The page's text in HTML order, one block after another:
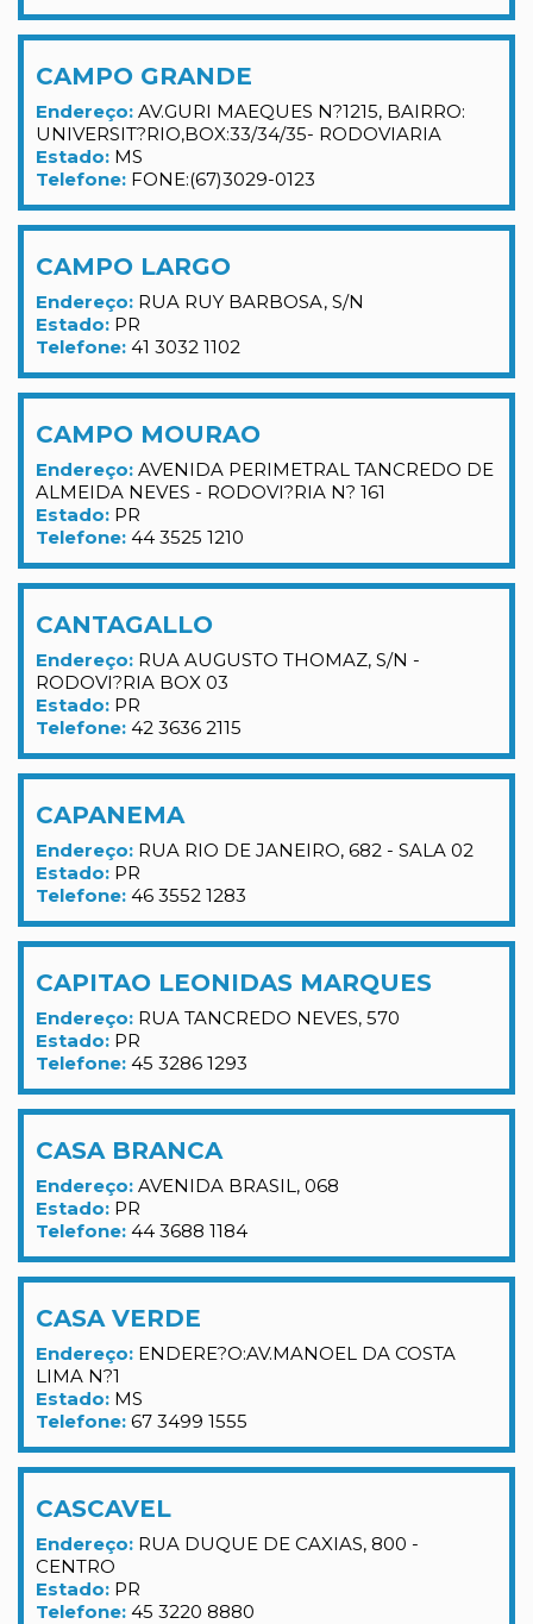
CAMPO GRANDE
Endereço: AV.GURI MAEQUES N?1215, BAIRRO:
UNIVERSIT?RIO,BOX:33/34/35- RODOVIARIA
Estado: MS
Telefone: FONE:(67)3029-0123
CAMPO LARGO
Endereço: RUA RUY BARBOSA, S/N
Estado: PR
Telefone: 41 3032 1102
CAMPO MOURAO
Endereço: AVENIDA PERIMETRAL TANCREDO DE
ALMEIDA NEVES - RODOVI?RIA N? 161
Estado: PR
Telefone: 44 3525 1210
CANTAGALLO
Endereço: RUA AUGUSTO THOMAZ, S/N -
RODOVI?RIA BOX 03
Estado: PR
Telefone: 42 3636 2115
CAPANEMA
Endereço: RUA RIO DE JANEIRO, 682 - SALA 02
Estado: PR
Telefone: 46 3552 1283
CAPITAO LEONIDAS MARQUES
Endereço: RUA TANCREDO NEVES, 570
Estado: PR
Telefone: 45 3286 1293
CASA BRANCA
Endereço: AVENIDA BRASIL, 068
Estado: PR
Telefone: 44 3688 1184
CASA VERDE
Endereço: ENDERE?O:AV.MANOEL DA COSTA
LIMA N?1
Estado: MS
Telefone: 67 3499 1555
CASCAVEL
Endereço: RUA DUQUE DE CAXIAS, 800 -
CENTRO
Estado: PR
Telefone: 45 3220 8880